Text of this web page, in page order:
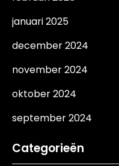
januari 2025
december 2024
november 2024
oktober 2024
september 2024
Categorieën